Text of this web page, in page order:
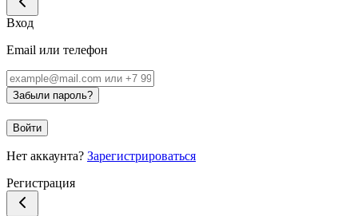
Вход
Email или телефон
Забыли пароль?
Войти
Нет аккаунта? Зарегистрироваться
Регистрация